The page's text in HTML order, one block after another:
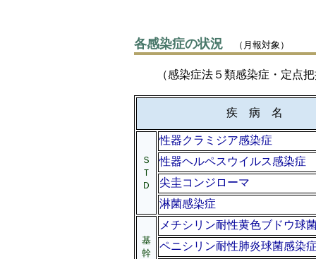
各感染症の状況 （月報対象）
（感染症法５類感染症・定点把
疾 病 名
Ｓ
Ｔ
Ｄ
性器クラミジア感染症
性器ヘルペスウイルス感染症
尖圭コンジローマ
淋菌感染症
基
幹
メチシリン耐性黄色ブドウ球
ペニシリン耐性肺炎球菌感染